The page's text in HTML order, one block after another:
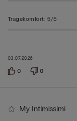
03.07.2026
Tragekomfort: 5/5
0 0
My Intimissimi